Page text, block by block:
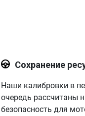
Сохранение
Наши калибровки в
очередь рассчитаны
безопасность для